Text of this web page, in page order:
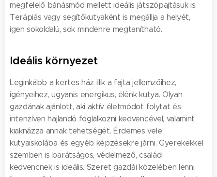
megfelelő bánásmód mellett ideális játszópajtásuk is.
Terápiás vagy segítőkutyaként is megállja a helyét,
igen sokoldalú, sok mindenre megtanítható.
Ideális környezet
Leginkább a kertes ház illik a fajta jellemzőihez,
igényeihez, ugyanis energikus, élénk kutya. Olyan
gazdának ajánlott, aki aktív életmódot folytat és
intenzíven hajlandó foglalkozni kedvencével, valamint
kiaknázza annak tehetségét. Érdemes vele
kutyaiskolába és egyéb képzésekre járni. Gyerekekkel
szemben is barátságos, védelmező, családi
kedvencnek is ideális. Szeret gazdái közelében lenni,